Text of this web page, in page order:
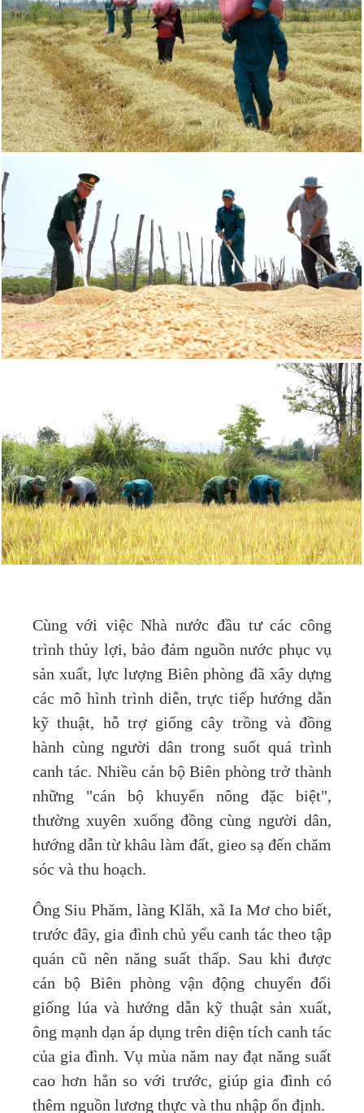
Cùng với việc Nhà nước đầu tư các công
trình thủy lợi, bảo đảm nguồn nước phục vụ
sản xuất, lực lượng Biên phòng đã xây dựng
các mô hình trình diễn, trực tiếp hướng dẫn
kỹ thuật, hỗ trợ giống cây trồng và đồng
hành cùng người dân trong suốt quá trình
canh tác. Nhiều cán bộ Biên phòng trở thành
những "cán bộ khuyến nông đặc biệt",
thường xuyên xuống đồng cùng người dân,
hướng dẫn từ khâu làm đất, gieo sạ đến chăm
sóc và thu hoạch.
Ông Siu Phăm, làng Klăh, xã Ia Mơ cho biết,
trước đây, gia đình chủ yếu canh tác theo tập
quán cũ nên năng suất thấp. Sau khi được
cán bộ Biên phòng vận động chuyển đổi
giống lúa và hướng dẫn kỹ thuật sản xuất,
ông mạnh dạn áp dụng trên diện tích canh tác
của gia đình. Vụ mùa năm nay đạt năng suất
cao hơn hẳn so với trước, giúp gia đình có
thêm nguồn lương thực và thu nhập ổn định.